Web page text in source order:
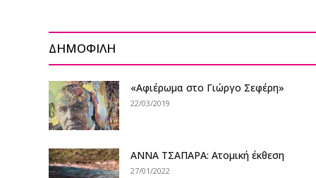
ΔΗΜΟΦΙΛΗ
«Αφιέρωμα στο Γιώργο Σεφέρη»
22/03/2019
ΑΝΝΑ ΤΣΑΠΑΡΑ: Ατομική έκθεση
27/01/2022